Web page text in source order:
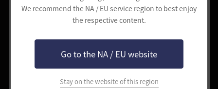
We recommend the NA / EU service region to best enjoy
the respective content.
Go to the NA / EU website
Stay on the website of this region
所有命中力+8
最大耐力+50
風光明石 : 肺部
火光明石 : 激怒
[集中強化]
所有攻擊力+5
所有命中力+16
最大耐力+50
火光明石 : 激怒
火光明石 : 命中
風光明石 : 肺部
火光明石 : 命中